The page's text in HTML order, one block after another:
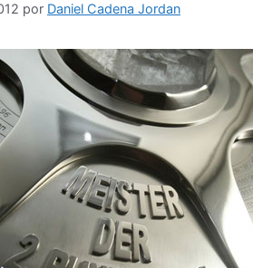
por Daniel Cadena Jordan